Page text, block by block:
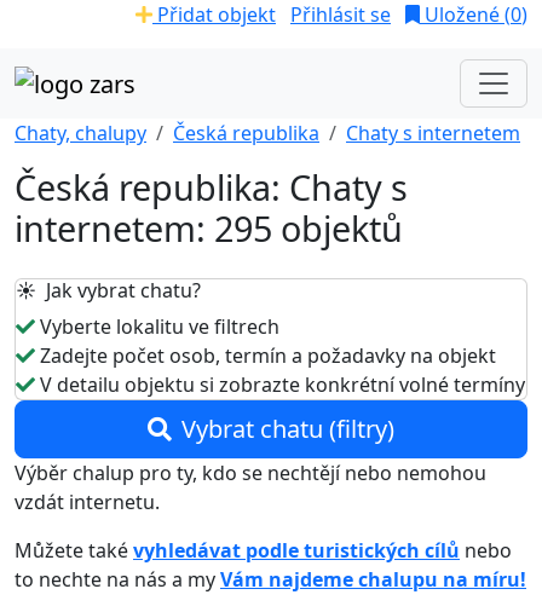
Přidat objekt Přihlásit se Uložené (0)
Chaty, chalupy Česká republika Chaty s internetem
Česká republika: Chaty s
internetem: 295 objektů
☀️ Jak vybrat chatu?
Vyberte lokalitu ve filtrech
Zadejte počet osob, termín a požadavky na objekt
V detailu objektu si zobrazte konkrétní volné termíny
Vybrat chatu (filtry)
Výběr chalup pro ty, kdo se nechtějí nebo nemohou
vzdát internetu.
Můžete takévyhledávat podle turistických cílů nebo
to nechte na nás a myVám najdeme chalupu na míru!